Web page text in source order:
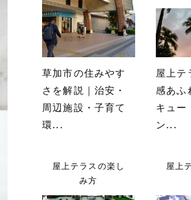
草加市の住みやす
さを解説｜治安・
周辺施設・子育て
環...
屋上テ
感あふ
キュー
ン...
屋上テラスの楽し
み方
屋上